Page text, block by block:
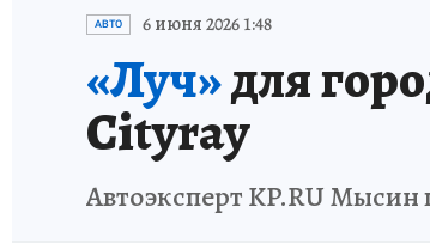
ИСПЫТАНО НА СЕБЕ
АВТО 6 июня 2026 1:48
«Луч»для
Cityray
Автоэксперт KP.RU Мысин